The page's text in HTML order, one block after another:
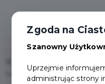
Nadal masz szansę zgłosić projekt
Zgoda na
Szanowny
Uprzejmie
administrując strony